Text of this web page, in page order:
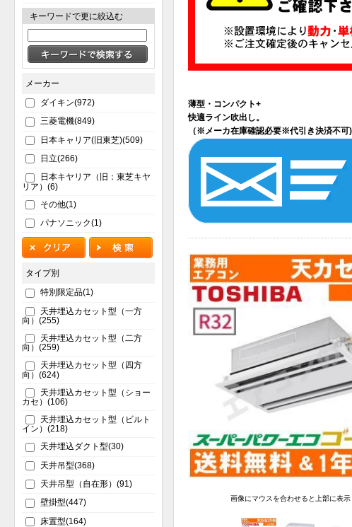
薄型・コンパクト+
快適ライン吹出し。
（※メーカ在庫確認必要※代引き決済不可)
画像にマウスを合わせると上部に表示
キーワードで更に絞込む
メーカー
ダイキン(972)
三菱電機(849)
日本キャリア(旧東芝)(509)
日立(266)
日本キヤリア（旧：東芝キヤ
リア）(6)
その他(1)
パナソニック(1)
タイプ別
特別限定品(1)
天井埋込カセット型（一方
向）(255)
天井埋込カセット型（二方
向）(259)
天井埋込カセット型（四方
向）(624)
天井埋込カセット型（ショー
カセ）(106)
天井埋込カセット型（ビルト
イン）(218)
天井埋込ダクト型(30)
天井吊型(368)
天井吊型（自在形）(91)
壁掛型(447)
床置型(164)